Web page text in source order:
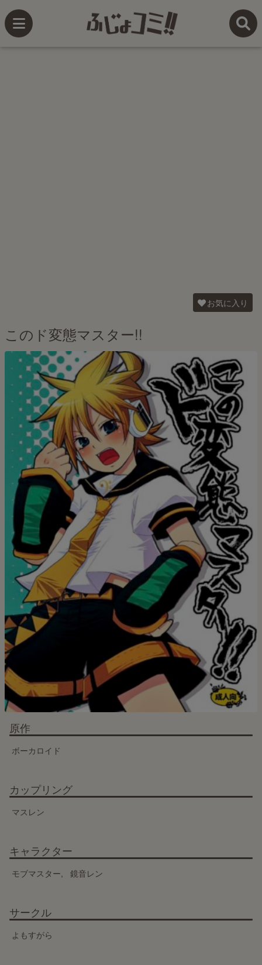
お気に入り
このド変態マスター!!
原作
ボーカロイド
カップリング
マスレン
キャラクター
モブマスター 鏡音レン
サークル
よもすがら